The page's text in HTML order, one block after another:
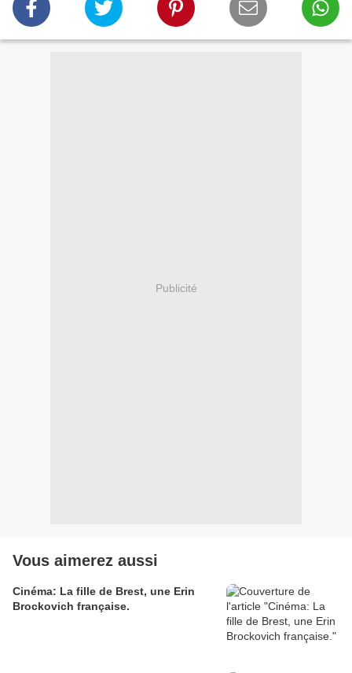
Publicité
Vous aimerez aussi
Cinéma: La fille de Brest, une Erin
Brockovich française.